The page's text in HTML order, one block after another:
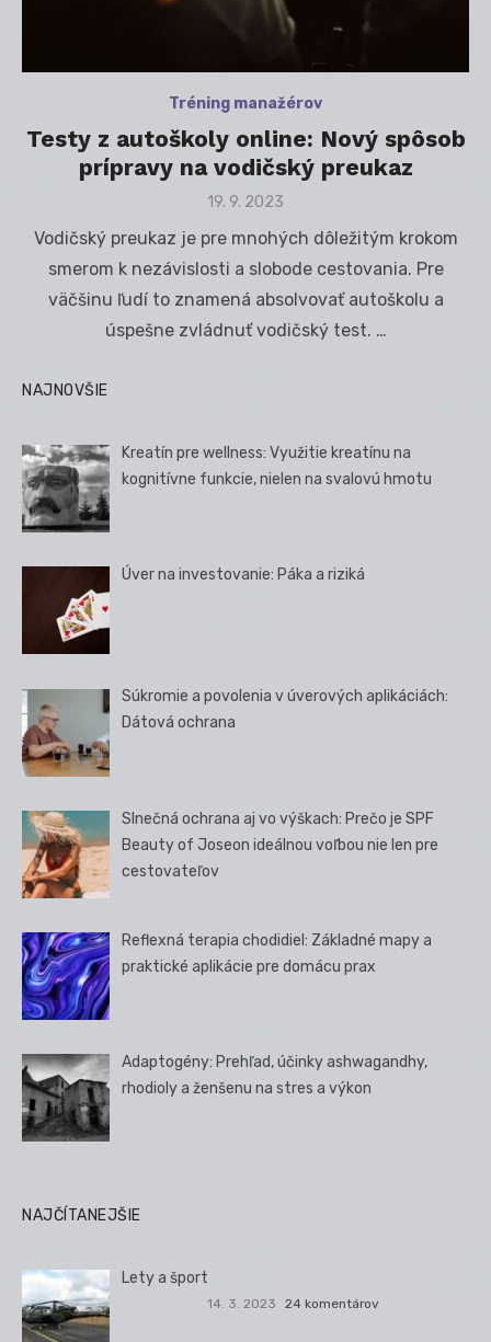
Tréning manažérov
Testy z autoškoly online: Nový spôsob
prípravy na vodičský preukaz
Posted
19. 9. 2023
Vodičský preukaz je pre mnohých dôležitým krokom
smerom k nezávislosti a slobode cestovania. Pre
väčšinu ľudí to znamená absolvovať autoškolu a
úspešne zvládnuť vodičský test. …
NAJNOVŠIE
Kreatín pre wellness: Využitie kreatínu na
kognitívne funkcie, nielen na svalovú hmotu
Úver na investovanie: Páka a riziká
Súkromie a povolenia v úverových aplikáciách:
Dátová ochrana
Slnečná ochrana aj vo výškach: Prečo je SPF
Beauty of Joseon ideálnou voľbou nie len pre
cestovateľov
Reflexná terapia chodidiel: Základné mapy a
praktické aplikácie pre domácu prax
Adaptogény: Prehľad, účinky ashwagandhy,
rhodioly a ženšenu na stres a výkon
NAJČÍTANEJŠIE
Lety a šport
14. 3. 2023 24 komentárov